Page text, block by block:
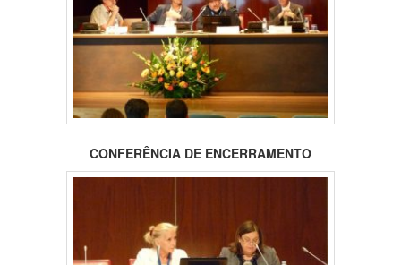
CONFERÊNCIA DE ENCERRAMENTO